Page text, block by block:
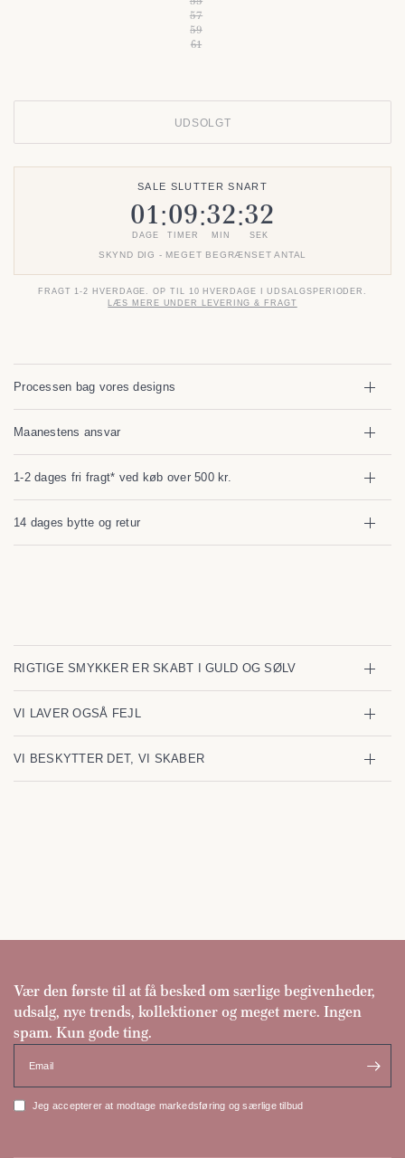
57
59
61
UDSOLGT
SALE SLUTTER SNART
01
DAGE
:09
TIMER
:32
MIN
:32
SEK
SKYND DIG - MEGET BEGRÆNSET ANTAL
FRAGT 1-2 HVERDAGE. OP TIL 10 HVERDAGE I UDSALGSPERIODER.
LÆS MERE UNDER LEVERING & FRAGT
Processen bag vores designs
Maanestens ansvar
1-2 dages fri fragt* ved køb over 500 kr.
14 dages bytte og retur
RIGTIGE SMYKKER ER SKABT I GULD OG SØLV
VI LAVER OGSÅ FEJL
VI BESKYTTER DET, VI SKABER
Vær den første til at få besked om særlige begivenheder,
udsalg, nye trends, kollektioner og meget mere. Ingen
spam. Kun gode ting.
Email
Jeg accepterer at modtage markedsføring og særlige tilbud